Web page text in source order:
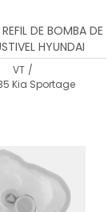
DE BOMBA DE
HYUNDAI
VT /
Kia Sportage